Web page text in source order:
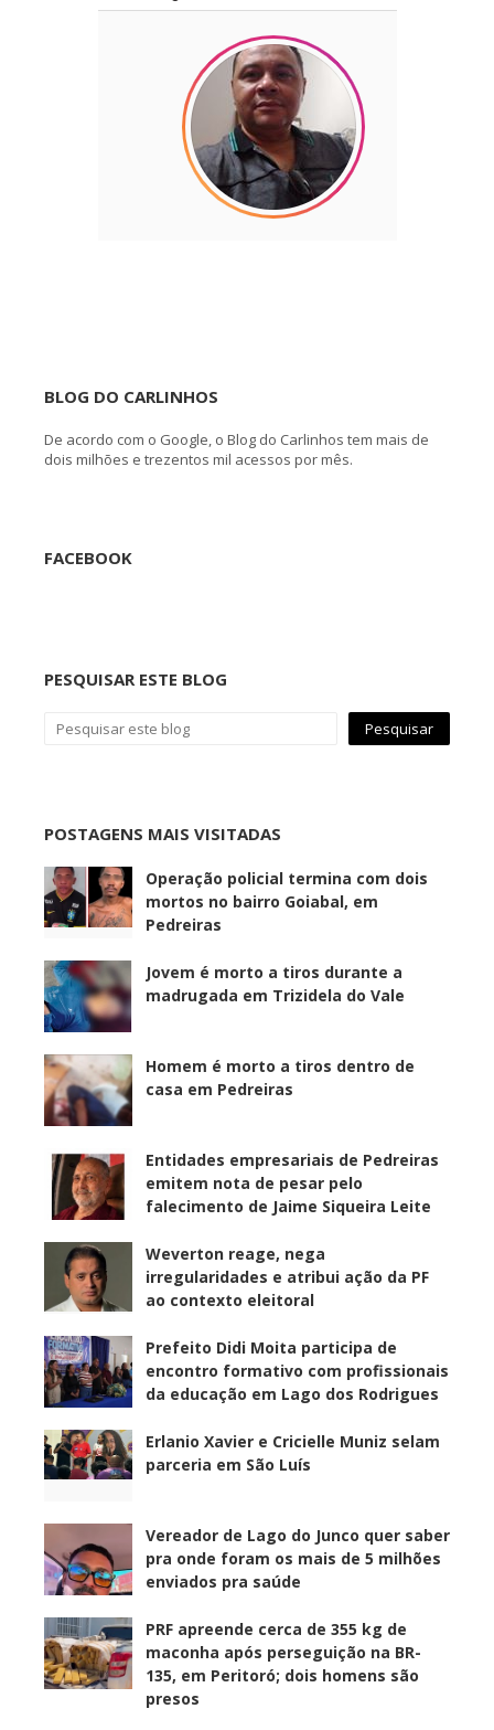
BLOG DO CARLINHOS
De acordo com o Google, o Blog do Carlinhos tem mais de
dois milhões e trezentos mil acessos por mês.
FACEBOOK
PESQUISAR ESTE BLOG
POSTAGENS MAIS VISITADAS
Operação policial termina com dois
mortos no bairro Goiabal, em
Pedreiras
Jovem é morto a tiros durante a
madrugada em Trizidela do Vale
Homem é morto a tiros dentro de
casa em Pedreiras
Entidades empresariais de Pedreiras
emitem nota de pesar pelo
falecimento de Jaime Siqueira Leite
Weverton reage, nega
irregularidades e atribui ação da PF
ao contexto eleitoral
Prefeito Didi Moita participa de
encontro formativo com profissionais
da educação em Lago dos Rodrigues
Erlanio Xavier e Cricielle Muniz selam
parceria em São Luís
Vereador de Lago do Junco quer saber
pra onde foram os mais de 5 milhões
enviados pra saúde
PRF apreende cerca de 355 kg de
maconha após perseguição na BR-
135, em Peritoró; dois homens são
presos